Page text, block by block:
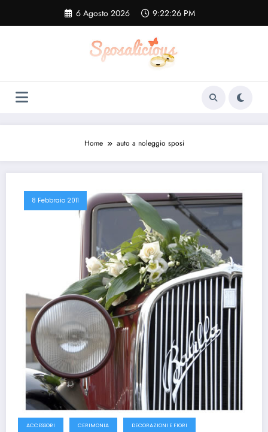
contenuto
6 Agosto 2026 9:22:27 PM
Home auto a noleggio sposi
8 Febbraio 2011
ACCESSORI CERIMONIA DECORAZIONI E FIORI